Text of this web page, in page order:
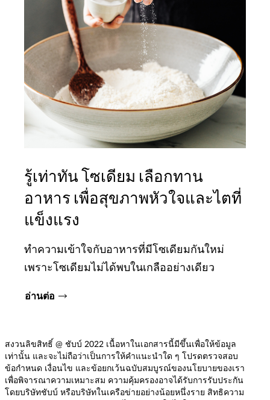
รู้เท่าทัน โซเดียม เลือกทาน
อาหาร เพื่อสุขภาพหัวใจและไตที่
แข็งแรง
ทำความเข้าใจกับอาหารที่มีโซเดียมกันใหม่
เพราะโซเดียมไม่ได้พบในเกลืออย่างเดียว
อ่านต่อ
สงวนลิขสิทธิ์ @ ชับบ์ 2022 เนื้อหาในเอกสารนี้มีขึ้นเพื่อให้ข้อมูล
เท่านั้น และจะไม่ถือว่าเป็นการให้คำแนะนำใด ๆ โปรดตรวจสอบ
ข้อกำหนด เงื่อนไข และข้อยกเว้นฉบับสมบูรณ์ของนโยบายของเรา
เพื่อพิจารณาความเหมาะสม ความคุ้มครองอาจได้รับการรับประกัน
โดยบริษัทชับบ์ หรือบริษัทในเครือข่ายอย่างน้อยหนึ่งราย สิทธิความ